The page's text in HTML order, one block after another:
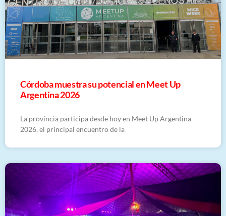
Córdoba muestra su potencial en Meet Up
Argentina 2026
La provincia participa desde hoy en Meet Up Argentina
2026, el principal encuentro de la